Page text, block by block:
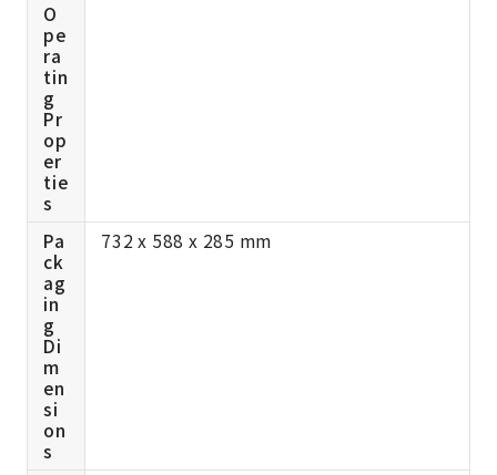
O
pe
ra
tin
g
Pr
op
er
tie
s
Pa
ck
ag
in
g
Di
m
en
si
on
s
732 x 588 x 285 mm